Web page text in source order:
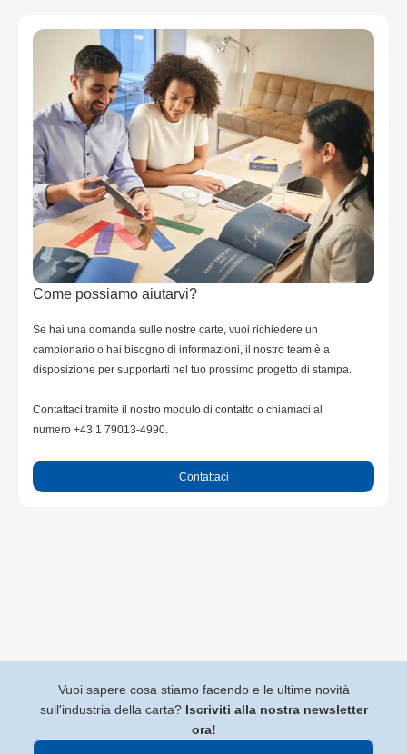
Come possiamo aiutarvi?
Se hai una domanda sulle nostre carte, vuoi richiedere un
campionario o hai bisogno di informazioni, il nostro team è a
disposizione per supportarti nel tuo prossimo progetto di stampa.
Contattaci tramite il nostro modulo di contatto o chiamaci al
numero +43 1 79013-4990.
Contattaci
Vuoi sapere cosa stiamo facendo e le ultime novità
sull'industria della carta? Iscriviti alla nostra newsletter
ora!